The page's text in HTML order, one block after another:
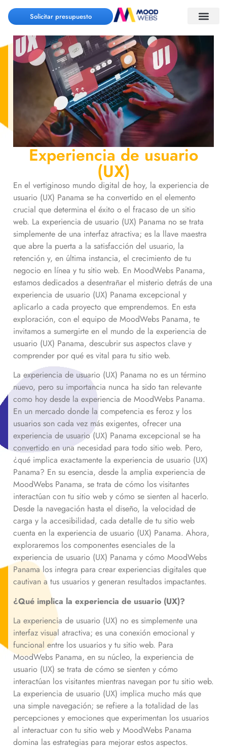
Solicitar presupuesto
Experiencia de usuario
(UX)
En el vertiginoso mundo digital de hoy, la experiencia de
usuario (UX) Panama se ha convertido en el elemento
crucial que determina el éxito o el fracaso de un sitio
web. La experiencia de usuario (UX) Panama no se trata
simplemente de una interfaz atractiva; es la llave maestra
que abre la puerta a la satisfacción del usuario, la
retención y, en última instancia, el crecimiento de tu
negocio en línea y tu sitio web. En MoodWebs Panama,
estamos dedicados a desentrañar el misterio detrás de una
experiencia de usuario (UX) Panama excepcional y
aplicarlo a cada proyecto que emprendemos. En esta
exploración, con el equipo de MoodWebs Panama, te
invitamos a sumergirte en el mundo de la experiencia de
usuario (UX) Panama, descubrir sus aspectos clave y
comprender por qué es vital para tu sitio web.
La experiencia de usuario (UX) Panama no es un término
nuevo, pero su importancia nunca ha sido tan relevante
como hoy desde la experiencia de MoodWebs Panama.
En un mercado donde la competencia es feroz y los
usuarios son cada vez más exigentes, ofrecer una
experiencia de usuario (UX) Panama excepcional se ha
convertido en una necesidad para todo sitio web. Pero,
¿qué implica exactamente la experiencia de usuario (UX)
Panama? En su esencia, desde la amplia experiencia de
MoodWebs Panama, se trata de cómo los visitantes
interactúan con tu sitio web y cómo se sienten al hacerlo.
Desde la navegación hasta el diseño, la velocidad de
carga y la accesibilidad, cada detalle de tu sitio web
cuenta en la experiencia de usuario (UX) Panama. Ahora,
exploraremos los componentes esenciales de la
experiencia de usuario (UX) Panama y cómo MoodWebs
Panama los integra para crear experiencias digitales que
cautivan a tus usuarios y generan resultados impactantes.
¿Qué implica la experiencia de usuario (UX)?
La experiencia de usuario (UX) no es simplemente una
interfaz visual atractiva; es una conexión emocional y
funcional entre los usuarios y tu sitio web. Para
MoodWebs Panama, en su núcleo, la experiencia de
usuario (UX) se trata de cómo se sienten y cómo
interactúan los visitantes mientras navegan por tu sitio web.
La experiencia de usuario (UX) implica mucho más que
una simple navegación; se refiere a la totalidad de las
percepciones y emociones que experimentan los usuarios
al interactuar con tu sitio web y MoodWebs Panama
domina las estrategias para mejorar estos aspectos.